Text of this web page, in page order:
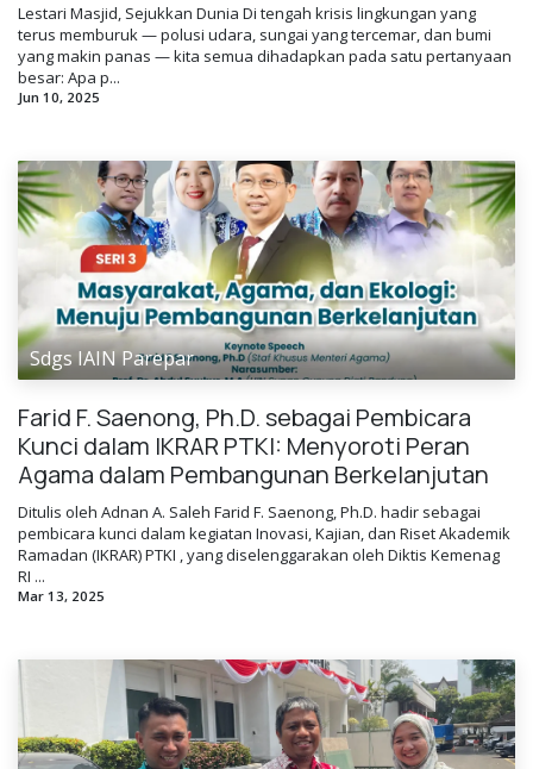
Lestari Masjid, Sejukkan Dunia Di tengah krisis lingkungan yang
terus memburuk — polusi udara, sungai yang tercemar, dan bumi
yang makin panas — kita semua dihadapkan pada satu pertanyaan
besar: Apa p...
Jun 10, 2025
Sdgs IAIN Parepar
Farid F. Saenong, Ph.D. sebagai Pembicara
Kunci dalam IKRAR PTKI: Menyoroti Peran
Agama dalam Pembangunan Berkelanjutan
Ditulis oleh Adnan A. Saleh Farid F. Saenong, Ph.D. hadir sebagai
pembicara kunci dalam kegiatan Inovasi, Kajian, dan Riset Akademik
Ramadan (IKRAR) PTKI , yang diselenggarakan oleh Diktis Kemenag
RI ...
Mar 13, 2025